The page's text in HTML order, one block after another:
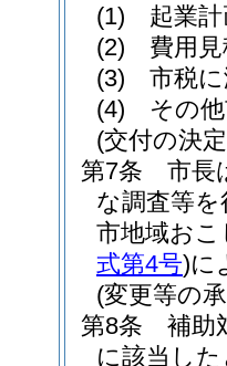
(1)
起業
(2)
費用
(3)
市税
(4)
その
(交付の決
第7条
市長
な調査等
市地域おこ
式第4号)に
(変更等の
第8条
補助
に該当し